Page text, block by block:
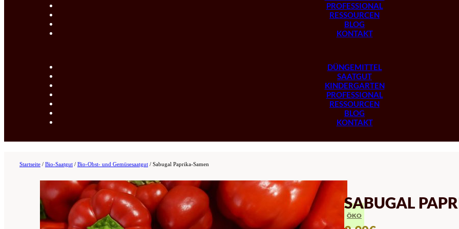
PROFESSIONAL
RESSOURCEN
BLOG
KONTAKT
DÜNGEMITTEL
SAATGUT
KINDERGARTEN
PROFESSIONAL
RESSOURCEN
BLOG
KONTAKT
Startseite / Bio-Saatgut / Bio-Obst- und Gemüsesaatgut / Sabugal Paprika-Samen
SABUGAL
ÖKO